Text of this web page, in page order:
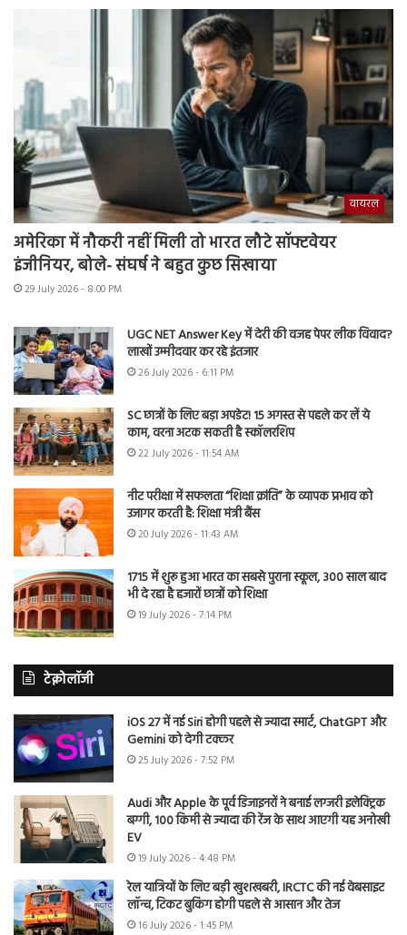
वायरल
अमेरिका में नौकरी नहीं मिली तो भारत लौटे सॉफ्टवेयर
इंजीनियर, बोले- संघर्ष ने बहुत कुछ सिखाया
29 July 2026 - 8:00 PM
UGC NET Answer Key में देरी की वजह पेपर लीक विवाद?
लाखों उम्मीदवार कर रहे इंतजार
26 July 2026 - 6:11 PM
SC छात्रों के लिए बड़ा अपडेट! 15 अगस्त से पहले कर लें ये
काम, वरना अटक सकती है स्कॉलरशिप
22 July 2026 - 11:54 AM
नीट परीक्षा में सफलता “शिक्षा क्रांति” के व्यापक प्रभाव को
उजागर करती है: शिक्षा मंत्री बैंस
20 July 2026 - 11:43 AM
1715 में शुरू हुआ भारत का सबसे पुराना स्कूल, 300 साल बाद
भी दे रहा है हजारों छात्रों को शिक्षा
19 July 2026 - 7:14 PM
टेक्नोलॉजी
iOS 27 में नई Siri होगी पहले से ज्यादा स्मार्ट, ChatGPT और
Gemini को देगी टक्कर
25 July 2026 - 7:52 PM
Audi और Apple के पूर्व डिजाइनरों ने बनाई लग्जरी इलेक्ट्रिक
बग्गी, 100 किमी से ज्यादा की रेंज के साथ आएगी यह अनोखी
EV
19 July 2026 - 4:48 PM
रेल यात्रियों के लिए बड़ी खुशखबरी, IRCTC की नई वेबसाइट
लॉन्च, टिकट बुकिंग होगी पहले से आसान और तेज
16 July 2026 - 1:45 PM